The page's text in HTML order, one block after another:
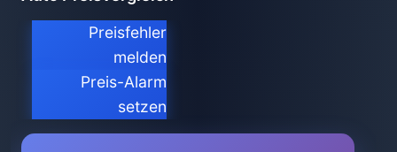
Preisfehler
melden
Preis-Alarm
setzen